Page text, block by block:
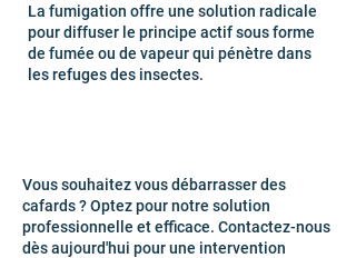
La fumigation offre une solution radicale
pour diffuser le principe actif sous forme
de fumée ou de vapeur qui pénètre dans
les refuges des insectes.
Vous souhaitez vous débarrasser des
cafards ? Optez pour notre solution
professionnelle et efficace. Contactez-nous
dès aujourd'hui pour une intervention